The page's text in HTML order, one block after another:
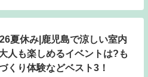
夏休み|鹿児島で涼しい室内
人も楽しめるイベントは?も
くり体験などベスト3！